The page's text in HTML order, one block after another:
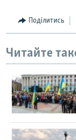
Поділитись
Читайте